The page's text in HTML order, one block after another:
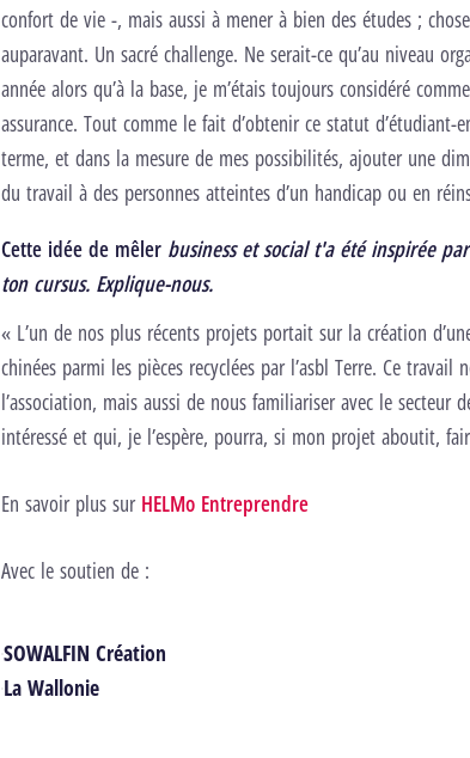
confort de vie -, mais aussi à mener à bien des études ;
auparavant. Un sacré challenge. Ne serait-ce qu’au niveau
année alors qu’à la base, je m’étais toujours considéré
assurance. Tout comme le fait d’obtenir ce statut
terme, et dans la mesure de mes possibilités, ajouter une
du travail à des personnes atteintes d’un handicap ou en
Cette idée de mêler business et social t'a été inspirée
ton cursus. Explique-nous.
« L’un de nos plus récents projets portait sur la création
chinées parmi les pièces recyclées par l’asbl Terre. Ce
l’association, mais aussi de nous familiariser avec le secteur
intéressé et qui, je l’espère, pourra, si mon projet aboutit,
En savoir plus sur HELMo Entreprendre
Avec le soutien de :
SOWALFIN Création
La Wallonie